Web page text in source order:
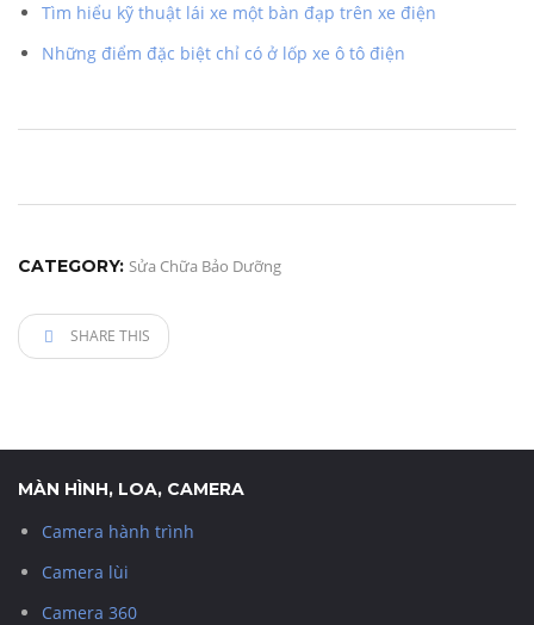
Tìm hiểu kỹ thuật lái xe một bàn đạp trên xe điện
Những điểm đặc biệt chỉ có ở lốp xe ô tô điện
CATEGORY: Sửa Chữa Bảo Dưỡng
SHARE THIS
MÀN HÌNH, LOA, CAMERA
Camera hành trình
Camera lùi
Camera 360